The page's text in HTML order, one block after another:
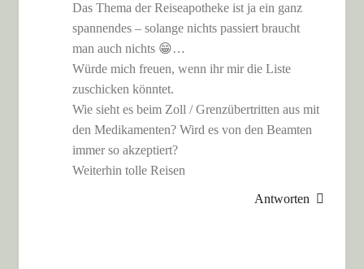
Das Thema der Reiseapotheke ist ja ein ganz
spannendes – solange nichts passiert braucht
man auch nichts 😁…
Würde mich freuen, wenn ihr mir die Liste
zuschicken könntet.
Wie sieht es beim Zoll / Grenzübertritten aus mit
den Medikamenten? Wird es von den Beamten
immer so akzeptiert?
Weiterhin tolle Reisen
Antworten